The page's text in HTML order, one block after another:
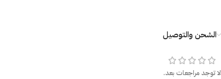
الشحن والتوصيل
لا توجد مراجعات بعد.